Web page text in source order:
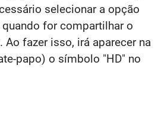
selecionar a opção
for compartilhar o
fazer isso, irá aparecer na
papo) o símbolo "HD" no